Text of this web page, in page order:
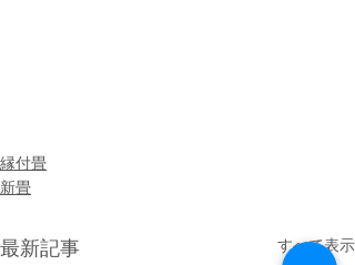
縁付畳
新畳
最新記事 すべて表示